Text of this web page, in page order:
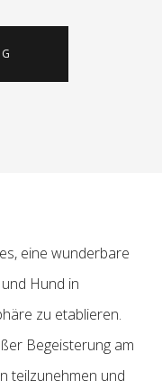
eine wunderbare
Hund in
zu etablieren.
Begeisterung am
teilzunehmen und